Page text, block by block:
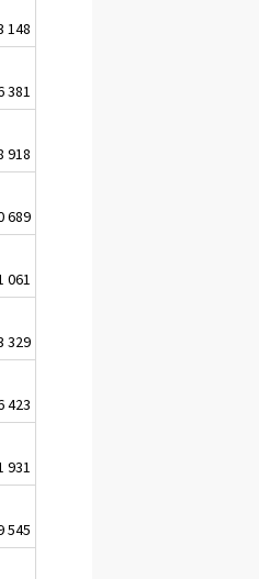
148
381
918
689
061
329
423
931
545